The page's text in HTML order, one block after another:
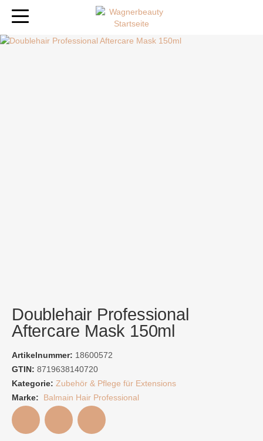
Doublehair Professional
Aftercare Mask 150ml
Artikelnummer: 18600572
GTIN: 8719638140720
Kategorie: Zubehör & Pflege für Extensions
Marke:
Balmain Hair Professional